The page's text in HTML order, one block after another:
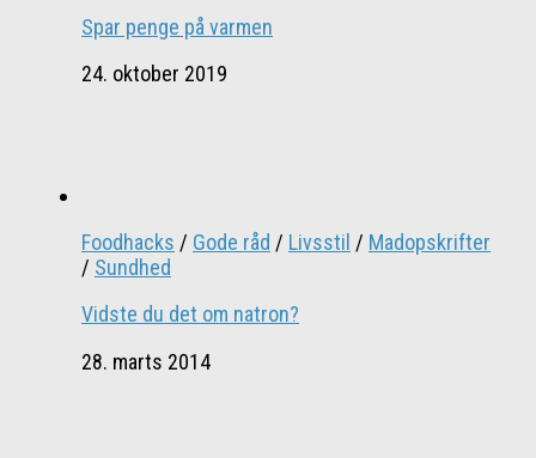
Spar penge på varmen
24. oktober 2019
Foodhacks / Gode råd / Livsstil / Madopskrifter
/ Sundhed
Vidste du det om natron?
28. marts 2014